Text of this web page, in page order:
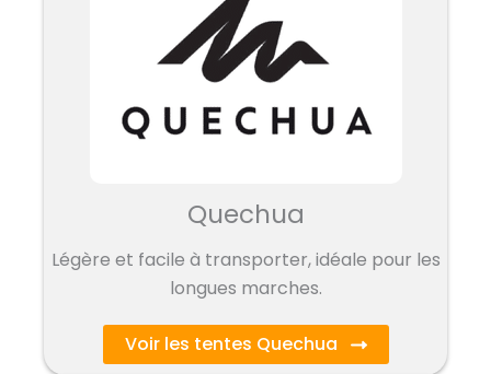
Quechua
Légère et facile à transporter, idéale pour les
longues marches.
Voir les tentes Quechua